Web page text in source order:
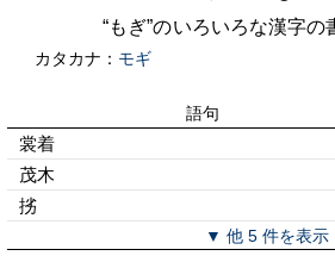
“もぎ”のいろいろな漢字の
カタカナ： モギ
語句
裳着
茂木
挘
▼ 他 5 件を表示